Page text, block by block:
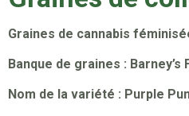
Graines de cannabis
Banque de graines : Barney’s
Nom de la variété : Purple